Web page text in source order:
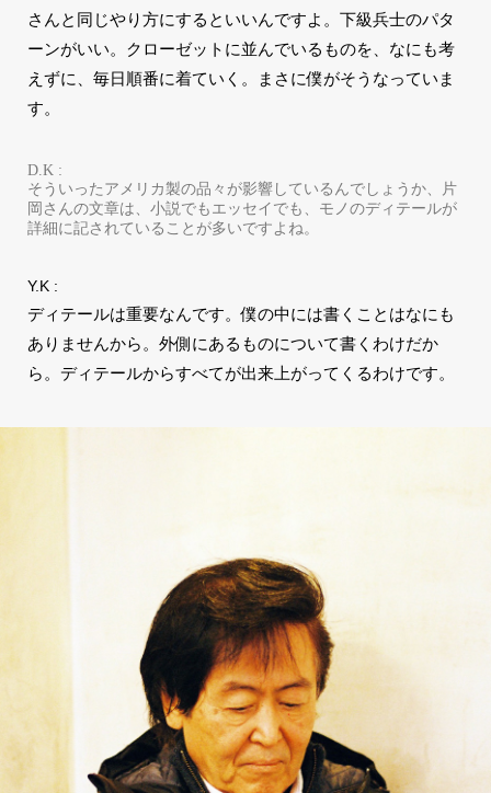
さんと同じやり方にするといいんですよ。下級兵士のパタ
ーンがいい。クローゼットに並んでいるものを、なにも考
えずに、毎日順番に着ていく。まさに僕がそうなっていま
す。
D.K :
そういったアメリカ製の品々が影響しているんでしょうか、片
岡さんの文章は、小説でもエッセイでも、モノのディテールが
詳細に記されていることが多いですよね。
Y.K :
ディテールは重要なんです。僕の中には書くことはなにも
ありませんから。外側にあるものについて書くわけだか
ら。ディテールからすべてが出来上がってくるわけです。